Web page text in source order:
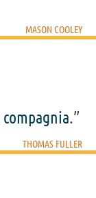
MASON COOLEY
compagnia.”
THOMAS FULLER